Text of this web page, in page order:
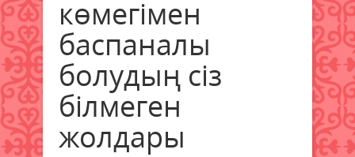
көмегімен
баспаналы
болудың сіз
білмеген
жолдары